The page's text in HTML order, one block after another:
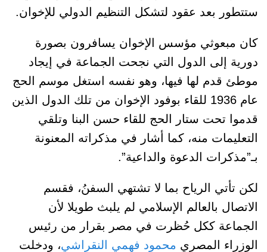
ستتطور بعد عقود لتشكل التنظيم الدولي للإخوان.
كان مبعوثي مؤسس الإخوان يسافرون بصورة
دورية إلى الدول التي نجحت الجماعة في إيجاد
موطئ قدم لها فيها، وهو نفسه استغل موسم الحج
عام 1936 للقاء بوفود الإخوان من تلك الدول الذين
قدموا تحت ستار الحج للقاء حسن البنا وتلقي
التعليمات منه، كما أشار في مذكراته المعنونة
بـ”مذكرات الدعوة والداعية”.
لكن تأتي الرياح بما لا تشتهي السفنُ، فقسم
الاتصال بالعالم الإسلامي لم يلبث طويلا لأن
الجماعة ككل حُظرت في مصر بقرار من رئيس
الوزراء المصري محمود فهمي النقراشي، ودخلت